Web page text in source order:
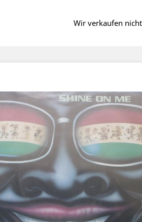
Wir verkaufen